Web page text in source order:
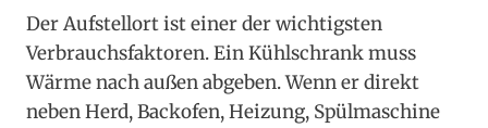
Der Aufstellort ist einer der wichtigsten
Verbrauchsfaktoren. Ein Kühlschrank muss
Wärme nach außen abgeben. Wenn er direkt
neben Herd, Backofen, Heizung, Spülmaschine